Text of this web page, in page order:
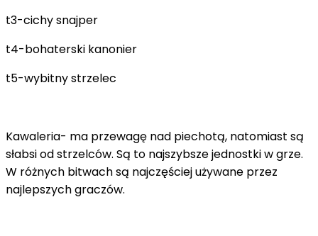
t3-cichy snajper
t4-bohaterski kanonier
t5-wybitny strzelec
Kawaleria- ma przewagę nad piechotą, natomiast są
słabsi od strzelców. Są to najszybsze jednostki w grze.
W różnych bitwach są najczęściej używane przez
najlepszych graczów.